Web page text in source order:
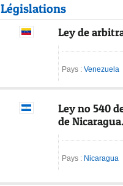
Législations
Ley de
Pays : Venezuela
Ley no 540
de Nicaragua.
Pays : Nicaragua